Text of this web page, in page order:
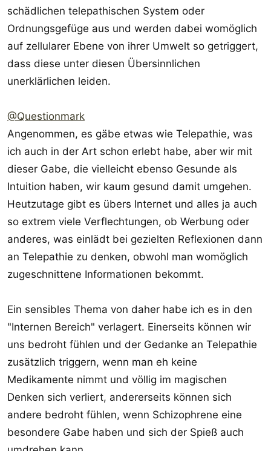
schädlichen telepathischen System oder
Ordnungsgefüge aus und werden dabei womöglich
auf zellularer Ebene von ihrer Umwelt so getriggert,
dass diese unter diesen Übersinnlichen
unerklärlichen leiden.
@Questionmark
Angenommen, es gäbe etwas wie Telepathie, was
ich auch in der Art schon erlebt habe, aber wir mit
dieser Gabe, die vielleicht ebenso Gesunde als
Intuition haben, wir kaum gesund damit umgehen.
Heutzutage gibt es übers Internet und alles ja auch
so extrem viele Verflechtungen, ob Werbung oder
anderes, was einlädt bei gezielten Reflexionen dann
an Telepathie zu denken, obwohl man womöglich
zugeschnittene Informationen bekommt.
Ein sensibles Thema von daher habe ich es in den
"Internen Bereich" verlagert. Einerseits können wir
uns bedroht fühlen und der Gedanke an Telepathie
zusätzlich triggern, wenn man eh keine
Medikamente nimmt und völlig im magischen
Denken sich verliert, andererseits können sich
andere bedroht fühlen, wenn Schizophrene eine
besondere Gabe haben und sich der Spieß auch